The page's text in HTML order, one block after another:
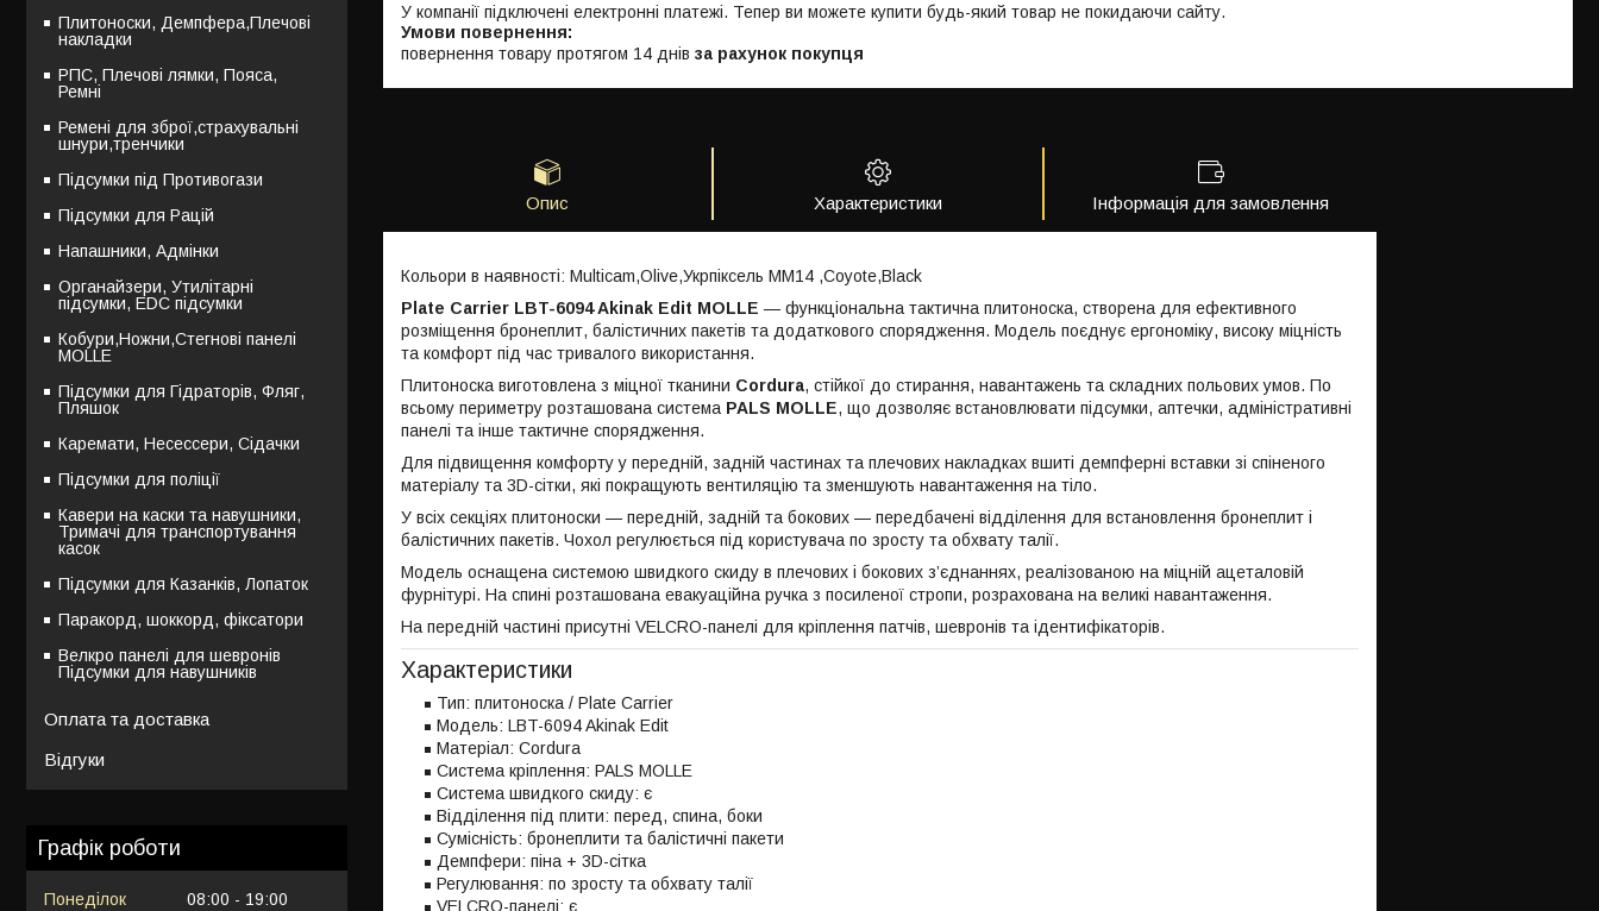
У компанії підключені електронні платежі. Тепер ви можете купити будь-який товар не покидаючи сайту.
повернення товару протягом 14 днів за рахунок покупця
Опис Характеристики Інформація для замовлення
Кольори в наявності: Multicam,Olive,Укрпіксель ММ14 ,Coyote,Black
Plate Carrier LBT-6094 Akinak Edit MOLLE — функціональна тактична плитоноска, створена для ефективного
розміщення бронеплит, балістичних пакетів та додаткового спорядження. Модель поєднує ергономіку, високу міцність
та комфорт під час тривалого використання.
Плитоноска виготовлена з міцної тканини Cordura, стійкої до стирання, навантажень та складних польових умов. По
всьому периметру розташована система PALS MOLLE, що дозволяє встановлювати підсумки, аптечки, адміністративні
панелі та інше тактичне спорядження.
Для підвищення комфорту у передній, задній частинах та плечових накладках вшиті демпферні вставки зі спіненого
матеріалу та 3D-сітки, які покращують вентиляцію та зменшують навантаження на тіло.
У всіх секціях плитоноски — передній, задній та бокових — передбачені відділення для встановлення бронеплит і
балістичних пакетів. Чохол регулюється під користувача по зросту та обхвату талії.
Модель оснащена системою швидкого скиду в плечових і бокових з’єднаннях, реалізованою на міцній ацеталовій
фурнітурі. На спині розташована евакуаційна ручка з посиленої стропи, розрахована на великі навантаження.
На передній частині присутні VELCRO-панелі для кріплення патчів, шевронів та ідентифікаторів.
Характеристики
Тип: плитоноска / Plate Carrier
Модель: LBT-6094 Akinak Edit
Матеріал: Cordura
Система кріплення: PALS MOLLE
Система швидкого скиду: є
Відділення під плити: перед, спина, боки
Сумісність: бронеплити та балістичні пакети
Демпфери: піна + 3D-сітка
Регулювання: по зросту та обхвату талії
VELCRO-панелі: є
Плитоноски, Демпфера,Плечові
накладки
РПС, Плечові лямки, Пояса,
Ремні
Ремені для зброї,страхувальні
шнури,тренчики
Підсумки під Противогази
Підсумки для Рацій
Напашники, Адмінки
Органайзери, Утилітарні
підсумки, EDC підсумки
Кобури,Ножни,Стегнові панелі
MOLLE
Підсумки для Гідраторів, Фляг,
Пляшок
Каремати, Несессери, Сідачки
Підсумки для поліції
Кавери на каски та навушники,
Тримачі для транспортування
касок
Підсумки для Казанків, Лопаток
Паракорд, шоккорд, фіксатори
Велкро панелі для шевронів
Підсумки для навушників
Оплата та доставка
Відгуки
Графік роботи
Понеділок 08:00
19:00